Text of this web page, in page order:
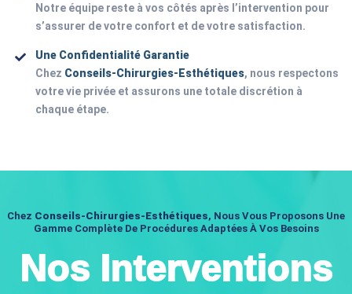
Notre équipe reste à vos côtés après l’intervention pour
s’assurer de votre confort et de votre satisfaction.
Une Confidentialité Garantie
Chez Conseils-Chirurgies-Esthétiques, nous respectons
votre vie privée et assurons une totale discrétion à
chaque étape.
Chez Conseils-Chirurgies-Esthétiques, Nous Vous Proposons Une
Gamme Complète De Procédures Adaptées À Vos Besoins
Nos Interventions